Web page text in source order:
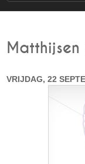
VRIJDAG, 22